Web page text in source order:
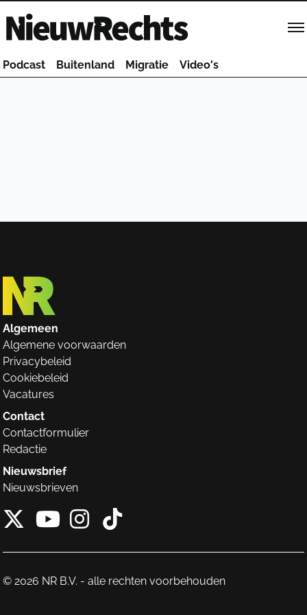
Homepage van NieuwRechts
Podcast Buitenland Migratie Video's
Algemeen
Algemene voorwaarden
Privacybeleid
Cookiebeleid
Vacatures
Contact
Contactformulier
Redactie
Nieuwsbrief
Nieuwsbrieven
X van NieuwRechts
Instagram van
Tiktok van
© 2026 NR B.V. - alle rechten voorbehouden